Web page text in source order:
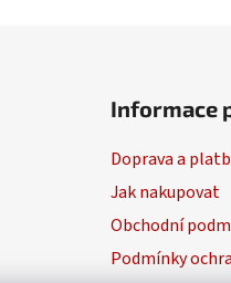
Informace
Doprava a
Jak nakupovat
Obchodní
Podmínky